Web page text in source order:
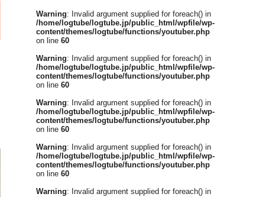
Warning: Invalid argument supplied for foreach() in
/home/logtube/logtube.jp/public_html/wpfile/wp-
content/themes/logtube/functions/youtuber.php
on line 60
Warning: Invalid argument supplied for foreach() in
/home/logtube/logtube.jp/public_html/wpfile/wp-
content/themes/logtube/functions/youtuber.php
on line 60
Warning: Invalid argument supplied for foreach() in
/home/logtube/logtube.jp/public_html/wpfile/wp-
content/themes/logtube/functions/youtuber.php
on line 60
Warning: Invalid argument supplied for foreach() in
/home/logtube/logtube.jp/public_html/wpfile/wp-
content/themes/logtube/functions/youtuber.php
on line 60
Warning: Invalid argument supplied for foreach() in